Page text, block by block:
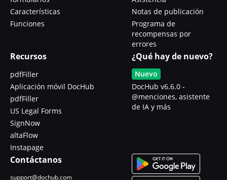
Características
Funciones
Notas de publicación
Programa de
recompensas por
errores
Recursos
pdfFiller
Aplicación móvil DocHub
pdfFiller
US Legal Forms
SignNow
altaFlow
Instapage
¿Qué hay de nuevo?
Nuevo
DocHub v6.6.0 -
@menciones, asistente
de IA y más
Contáctanos
support@dochub.com